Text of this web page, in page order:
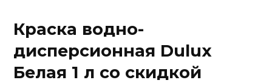
Краска водно-
дисперсионная Dulux
Белая 1 л со скидкой